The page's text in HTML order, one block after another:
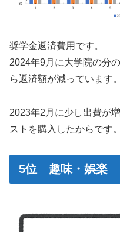
奨学金返済費用です。
2024年9月に大学院の分
ら返済額が減っています。
2023年2月に少し出費が
ストを購入したからです。
5位 趣味・娯楽